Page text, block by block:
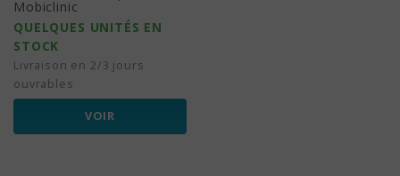
Mobiclinic
QUELQUES UNITÉS EN
STOCK
Livraison en 2/3 jours
ouvrables
VOIR